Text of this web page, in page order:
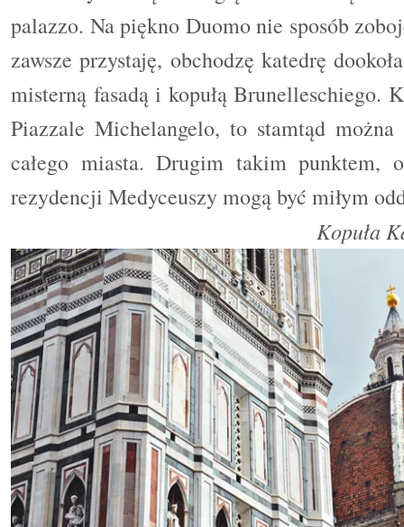
palazzo. Na piękno Duomo nie sposób
zawsze przystaję, obchodzę katedrę
misterną fasadą i kopułą Brunelleschiego.
Piazzale Michelangelo, to stamtąd
całego miasta. Drugim takim punktem,
rezydencji Medyceuszy mogą być miłym
Kopuła